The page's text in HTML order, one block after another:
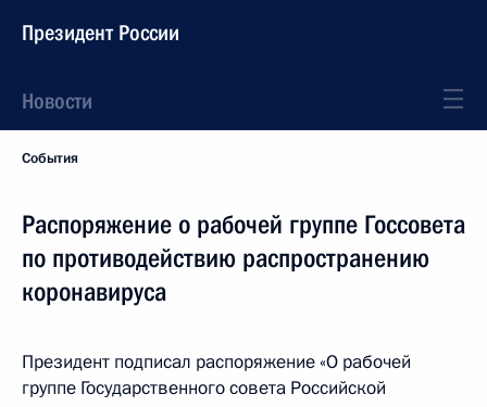
Президент России
Новости
События
Распоряжение о рабочей группе Госсовета
по противодействию распространению
коронавируса
Президент подписал распоряжение «О рабочей
группе Государственного совета Российской